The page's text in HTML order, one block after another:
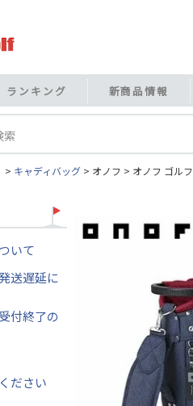
ランキング 新商品情報
キャディバッグ オノフ オノフ ゴル
いて
送遅延に
付終了の
ださい